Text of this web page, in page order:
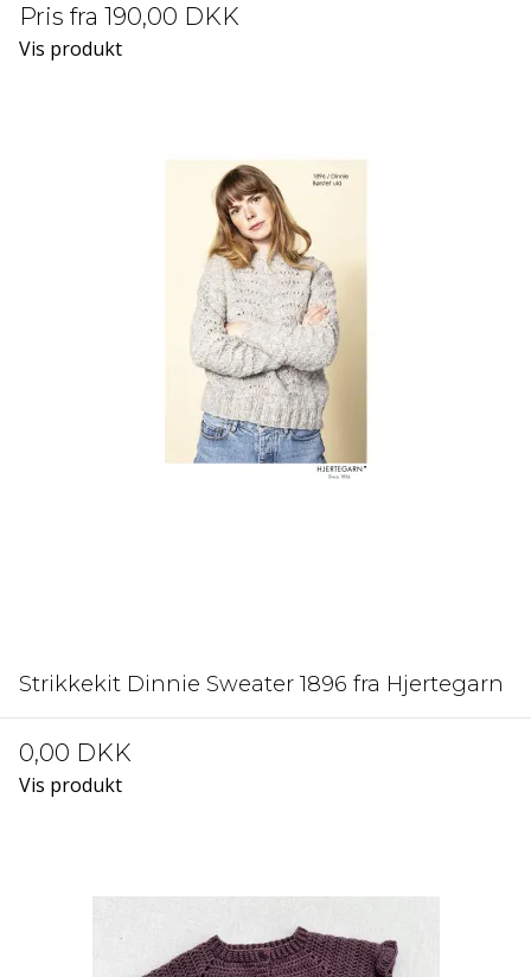
Pris fra 190,00 DKK
Vis produkt
Strikkekit Dinnie Sweater 1896 fra Hjertegarn
0,00 DKK
Vis produkt